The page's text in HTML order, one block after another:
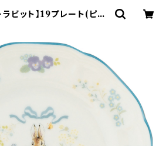
ラビット】19プレート(ピー
オンラインショップ